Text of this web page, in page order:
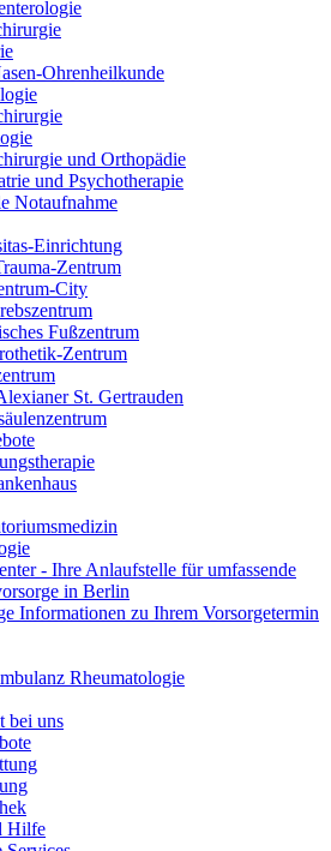
Ohrenheilkunde
und Orthopädie
und Psychotherapie
Notaufnahme
Einrichtung
Zentrum
City
Fußzentrum
Zentrum
St. Gertrauden
- Ihre Anlaufstelle für umfassende
in Berlin
Informationen zu Ihrem Vorsorgetermin
Rheumatologie
bei uns
Hilfe